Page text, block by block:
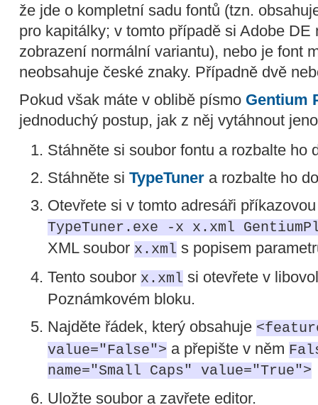
že jde o kompletní sadu fontů (tzn.
pro kapitálky; v tomto případě si Adobe DE
zobrazení normální variantu), nebo je font
neobsahuje české znaky. Případně dvě
Pokud však máte v oblibě písmo Gentium
jednoduchý postup, jak z něj vytáhnout
Stáhněte si soubor fontu a rozbalte ho
Stáhněte si TypeTuner a rozbalte ho
Otevřete si v tomto adresáři
TypeTuner.exe -x x.xml
XML soubor x.xml s popisem
Tento soubor x.xml si otevřete v
Poznámkovém bloku.
Najděte řádek, který obsahuje
value="False"> a přepište v něm
name="Small Caps" value="True">
Uložte soubor a zavřete editor.